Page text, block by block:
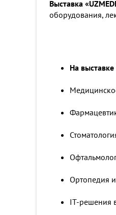
Выставка
оборудования,
На
Ортопедия
IT-решения